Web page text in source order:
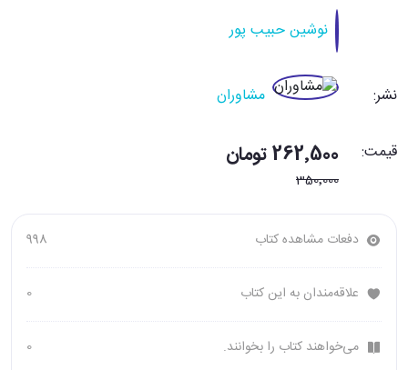
نوشین حبیب پور
نشر: مشاوران
قیمت: 262٬500 تومان
350٬000
دفعات مشاهده کتاب 998
علاقه‌مندان به این کتاب 0
می‌خواهند کتاب را بخوانند. 0